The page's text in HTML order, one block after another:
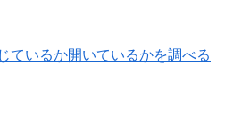
ているか開いているかを調べる